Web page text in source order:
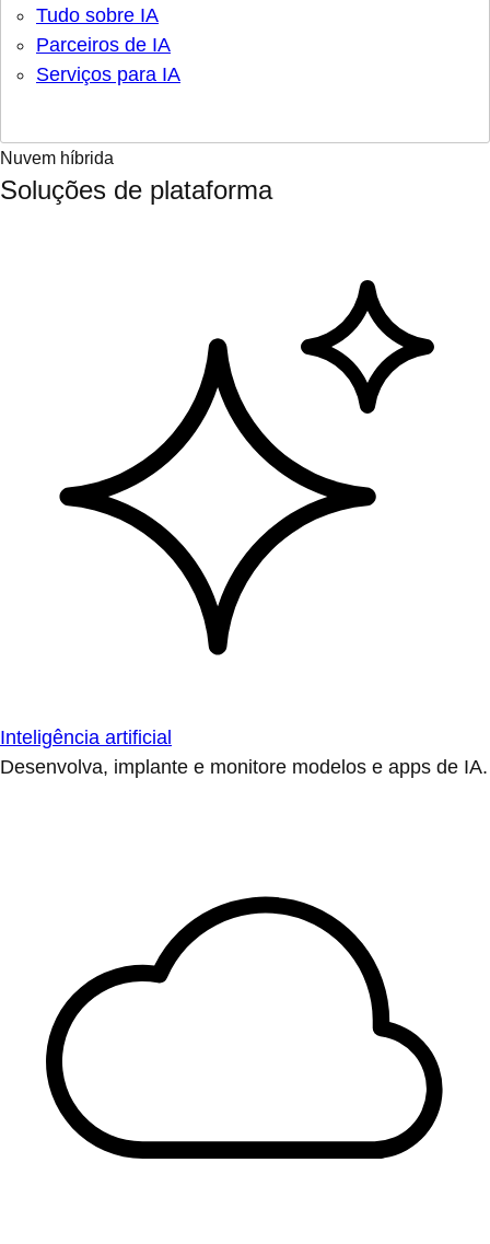
Tudo sobre IA
Parceiros de IA
Serviços para IA
Nuvem híbrida
Soluções de plataforma
Inteligência artificial
Desenvolva, implante e monitore modelos e apps de IA.